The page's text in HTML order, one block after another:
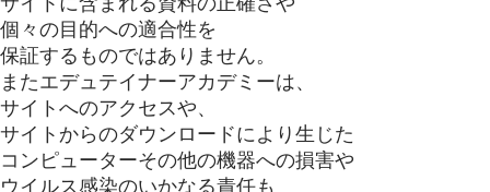
個々の目的への適合性を
保証するものではありません。
またエデュテイナーアカデミーは、
サイトへのアクセスや、
サイトからのダウンロードにより生じた
コンピューターその他の機器への損害や
ウイルス感染のいかなる責任も